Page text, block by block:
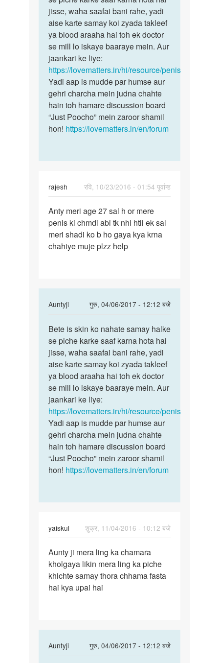
meri
age
21
h
or
mene
by
Aakash
245
skin
ko
nahate
samay
jisse, waha saafai bani rahe, yadi
aise karte samay koi zyada takleef
ya blood araaha hai toh ek doctor
se mill lo iskaye baaraye mein. Aur
jaankari ke liye:
https://lovematters.in/hi/resource/penis
Yadi aap is mudde par humse aur
gehri charcha mein judna chahte
hain toh hamare discussion board
“Just Poocho” mein zaroor shamil
hon! https://lovematters.in/en/forum
rajesh
रवि, 10/23/2016 - 01:54 पूर्वान्ह
Anty
meri
age
27
Anty meri age 27 sal h or mere
penis ki chmdi abi tk nhi htii ek sal
meri shadi ko b ho gaya kya krna
chahiye muje plzz help
Auntyji
गुरु, 04/06/2017 - 12:12 बजे
In
to
Anty
meri
age
27
sal
h
or
by
rajesh
Bete
is
skin
ko
nahate
samay
Bete is skin ko nahate samay halke
se piche karke saaf karna hota hai
jisse, waha saafai bani rahe, yadi
aise karte samay koi zyada takleef
ya blood araaha hai toh ek doctor
se mill lo iskaye baaraye mein. Aur
jaankari ke liye:
https://lovematters.in/hi/resource/penis
Yadi aap is mudde par humse aur
gehri charcha mein judna chahte
hain toh hamare discussion board
“Just Poocho” mein zaroor shamil
hon! https://lovematters.in/en/forum
yaiskul
शुक्र, 11/04/2016 - 10:12 बजे
Aunty
ji
mera
ling
Aunty ji mera ling ka chamara
kholgaya likin mera ling ka piche
khichte samay thora chhama fasta
hai kya upai hai
Auntyji
गुरु, 04/06/2017 - 12:12 बजे
In